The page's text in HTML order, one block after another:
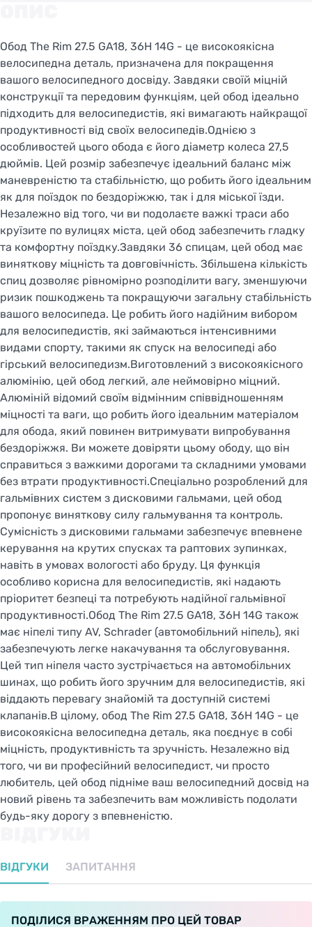
Обод The Rim 27.5 GA18, 36H 14G - це високоякісна
велосипедна деталь, призначена для покращення
вашого велосипедного досвіду. Завдяки своїй міцній
конструкції та передовим функціям, цей обод ідеально
підходить для велосипедистів, які вимагають найкращої
продуктивності від своїх велосипедів.Однією з
особливостей цього обода є його діаметр колеса 27,5
дюймів. Цей розмір забезпечує ідеальний баланс між
маневреністю та стабільністю, що робить його ідеальним
як для поїздок по бездоріжжю, так і для міської їзди.
Незалежно від того, чи ви подолаєте важкі траси або
круїзите по вулицях міста, цей обод забезпечить гладку
та комфортну поїздку.Завдяки 36 спицам, цей обод має
виняткову міцність та довговічність. Збільшена кількість
спиц дозволяє рівномірно розподілити вагу, зменшуючи
ризик пошкоджень та покращуючи загальну стабільність
вашого велосипеда. Це робить його надійним вибором
для велосипедистів, які займаються інтенсивними
видами спорту, такими як спуск на велосипеді або
гірський велосипедизм.Виготовлений з високоякісного
алюмінію, цей обод легкий, але неймовірно міцний.
Алюміній відомий своїм відмінним співвідношенням
міцності та ваги, що робить його ідеальним матеріалом
для обода, який повинен витримувати випробування
бездоріжжя. Ви можете довіряти цьому ободу, що він
справиться з важкими дорогами та складними умовами
без втрати продуктивності.Спеціально розроблений для
гальмівних систем з дисковими гальмами, цей обод
пропонує виняткову силу гальмування та контроль.
Сумісність з дисковими гальмами забезпечує впевнене
керування на крутих спусках та раптових зупинках,
навіть в умовах вологості або бруду. Ця функція
особливо корисна для велосипедистів, які надають
пріоритет безпеці та потребують надійної гальмівної
продуктивності.Обод The Rim 27.5 GA18, 36H 14G також
має ніпелі типу AV, Schrader (автомобільний ніпель), які
забезпечують легке накачування та обслуговування.
Цей тип ніпеля часто зустрічається на автомобільних
шинах, що робить його зручним для велосипедистів, які
віддають перевагу знайомій та доступній системі
клапанів.В цілому, обод The Rim 27.5 GA18, 36H 14G - це
високоякісна велосипедна деталь, яка поєднує в собі
міцність, продуктивність та зручність. Незалежно від
того, чи ви професійний велосипедист, чи просто
любитель, цей обод підніме ваш велосипедний досвід на
новий рівень та забезпечить вам можливість подолати
будь-яку дорогу з впевненістю.
ВІДГУКИ ЗАПИТАННЯ
ПОДІЛИСЯ ВРАЖЕННЯМ ПРО ЦЕЙ ТОВАР